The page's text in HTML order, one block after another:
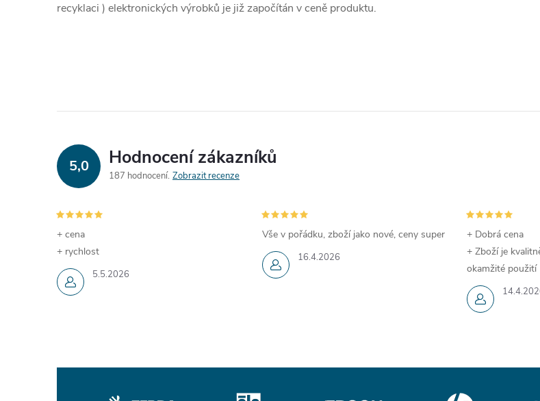
recyklaci ) elektronických výrobků je již započítán v ceně produktu.
5,0 Hodnocení zákazníků
187 hodnocení Zobrazit recenze
5.5.2026
+ cena
+ rychlost
16.4.2026
Vše v pořádku, zboží jako nové, ceny super
+ Dobrá cena
+ Zboží je
okamžité použití